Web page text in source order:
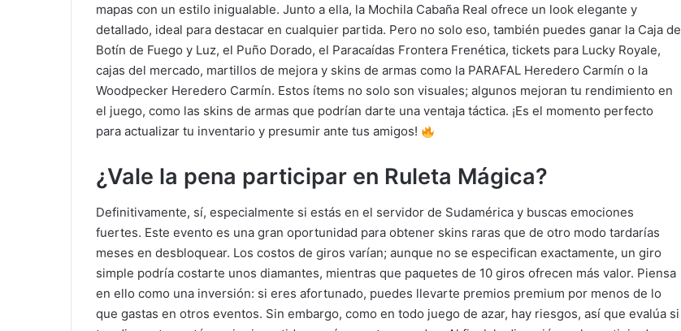
mapas con un estilo inigualable. Junto a ella, la Mochila Cabaña Real ofrece un look elegante y
detallado, ideal para destacar en cualquier partida. Pero no solo eso, también puedes ganar la Caja de
Botín de Fuego y Luz, el Puño Dorado, el Paracaídas Frontera Frenética, tickets para Lucky Royale,
cajas del mercado, martillos de mejora y skins de armas como la PARAFAL Heredero Carmín o la
Woodpecker Heredero Carmín. Estos ítems no solo son visuales; algunos mejoran tu rendimiento en
el juego, como las skins de armas que podrían darte una ventaja táctica. ¡Es el momento perfecto
para actualizar tu inventario y presumir ante tus amigos!
¿Vale la pena participar en Ruleta Mágica?
Definitivamente, sí, especialmente si estás en el servidor de Sudamérica y buscas emociones
fuertes. Este evento es una gran oportunidad para obtener skins raras que de otro modo tardarías
meses en desbloquear. Los costos de giros varían; aunque no se especifican exactamente, un giro
simple podría costarte unos diamantes, mientras que paquetes de 10 giros ofrecen más valor. Piensa
en ello como una inversión: si eres afortunado, puedes llevarte premios premium por menos de lo
que gastas en otros eventos. Sin embargo, como en todo juego de azar, hay riesgos, así que evalúa si